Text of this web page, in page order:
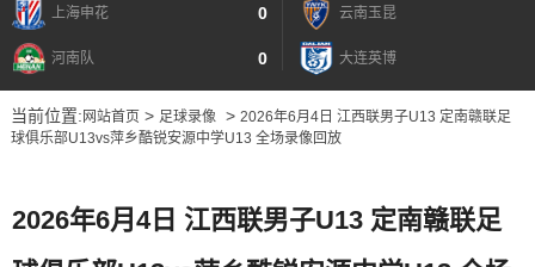
上海申花 0
河南队 0
云南玉昆
大连英博
当前位置: 网站首页> 足球录像 > 2026年6月4日 江西联男子U13 定南赣联足
球俱乐部U13vs萍乡酷锐安源中学U13 全场录像回放
2026年6月4日 江西联男子U13 定南赣联足